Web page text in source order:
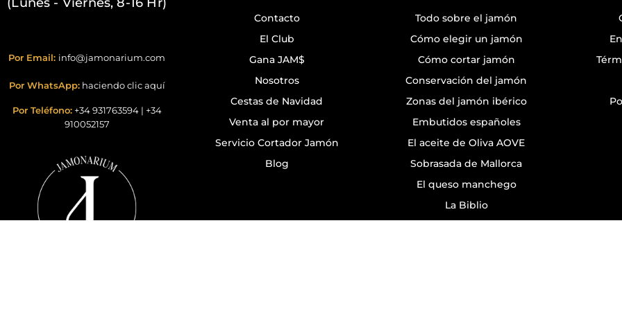
Por Email: info@jamonarium.com
Por WhatsApp: haciendo clic aquí
Por Teléfono: +34 931763594| +34
910052157
Contacto
El Club
Gana JAM$
Nosotros
Cestas de Navidad
Venta al por mayor
Servicio Cortador Jamón
Blog
Todo sobre el jamón
Cómo elegir un jamón
Cómo cortar jamón
Conservación del jamón
Zonas del jamón ibérico
Embutidos españoles
El aceite de Oliva AOVE
Sobrasada de Mallorca
El queso manchego
La Biblio